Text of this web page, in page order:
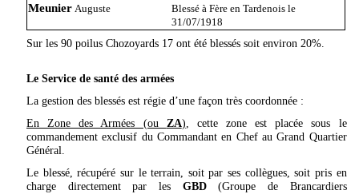
Meunier Auguste
Blessé à Fère en Tardenois le
31/07/1918
Sur les 90 poilus Chozoyards 17 ont été blessés soit environ 20%.
Le Service de santé des armées
La gestion des blessés est régie d’une façon très coordonnée :
En Zone des Armées (ou ZA) , cette zone est placée sous le
commandement exclusif du Commandant en Chef au Grand Quartier
Général.
Le blessé, récupéré sur le terrain, soit par ses collègues, soit pris en
charge directement par les GBD(Groupe de Brancardiers